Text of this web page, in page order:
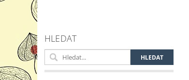
HLEDAT